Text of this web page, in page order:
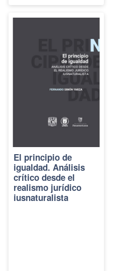
El principio de
igualdad. Análisis
crítico desde el
realismo jurídico
iusnaturalista